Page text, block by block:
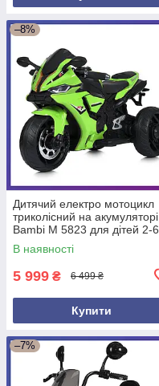
–8%
Дитячий електро мотоцикл
триколісний на акумуляторі
Bambi M 5823 для дітей 2-6
років Зелений
В наявності
5 999 ₴ 6 499 ₴
Купити
–7%